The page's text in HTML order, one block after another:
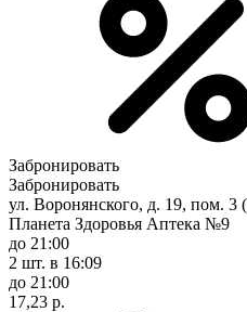
Забронировать
Забронировать
ул. Воронянского, д. 19, пом. 3
Планета Здоровья Аптека №9
до 21:00
2 шт. в 16:09
до 21:00
17,23 р.